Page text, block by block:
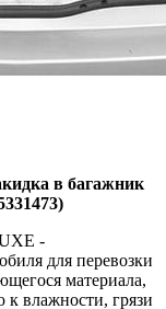
в багажник
-
для перевозки
материала,
к влажности, грязи